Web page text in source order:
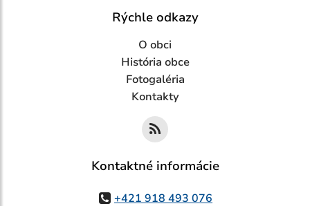
Rýchle odkazy
O obci
História obce
Fotogaléria
Kontakty
Kontaktné informácie
+421 918 493 076